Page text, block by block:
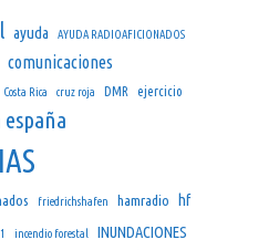
ayuda AYUDA RADIOAFICIONADOS
comunicaciones
Costa Rica cruz roja DMR ejercicio
friedrichshafen hamradio hf
incendio forestal INUNDACIONES